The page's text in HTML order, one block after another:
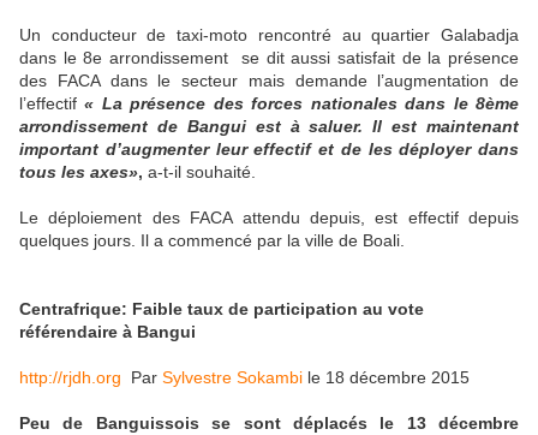
Un conducteur de taxi-moto rencontré au quartier Galabadja
dans le 8e arrondissement se dit aussi satisfait de la présence
des FACA dans le secteur mais demande l’augmentation de
l’effectif« La présence des forces nationales dans le 8ème
arrondissement de Bangui est à saluer. Il est maintenant
important d’augmenter leur effectif et de les déployer dans
tous les axes», a-t-il souhaité.
Le déploiement des FACA attendu depuis, est effectif depuis
quelques jours. Il a commencé par la ville de Boali.
Centrafrique: Faible taux de participation au vote
référendaire à Bangui
http://rjdh.org Par Sylvestre Sokambi le 18 décembre 2015
Peu de Banguissois se sont déplacés le 13 décembre